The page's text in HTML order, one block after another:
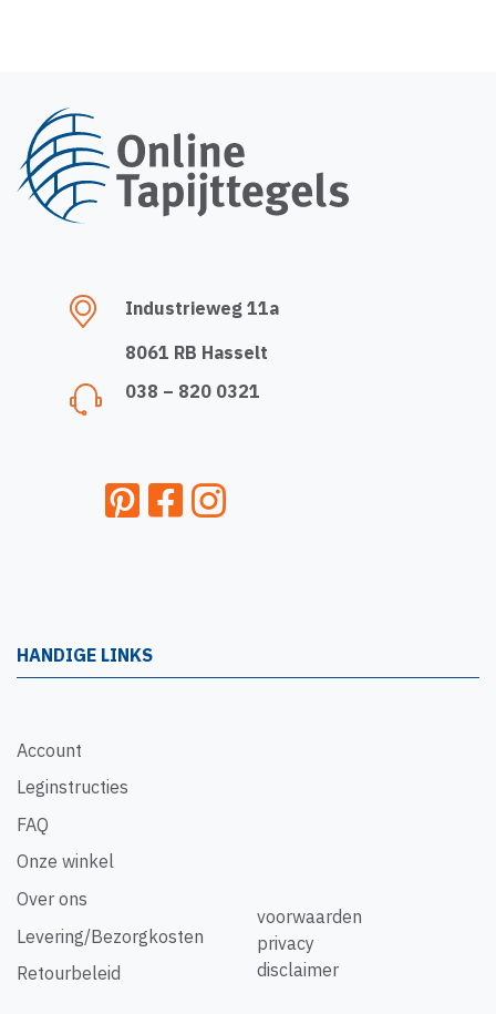
Industrieweg 11a
8061 RB Hasselt
038 – 820 0321
HANDIGE LINKS
Account
Leginstructies
FAQ
Onze winkel
Over ons
Levering/Bezorgkosten
Retourbeleid
voorwaarden
privacy
disclaimer